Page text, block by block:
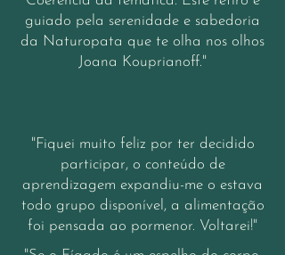
guiado pela serenidade e sabedoria
da Naturopata que te olha nos olhos
Joana Kouprianoff."
"Fiquei muito feliz por ter decidido
participar, o conteúdo de
aprendizagem expandiu-me o estava
todo grupo disponível, a alimentação
foi pensada ao pormenor. Voltarei!"